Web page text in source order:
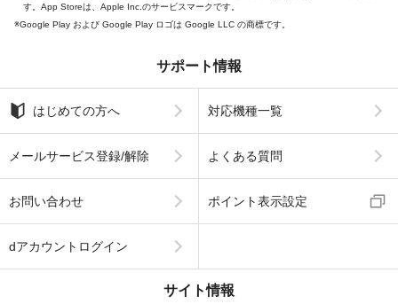
す。App Storeは、Apple Inc.のサービスマークです。
Google Play および Google Play ロゴは Google LLC の商標です。
サポート情報
はじめての方へ 対応機種一覧
メールサービス登録/解除 よくある質問
お問い合わせ ポイント表示設定
dアカウントログイン
サイト情報